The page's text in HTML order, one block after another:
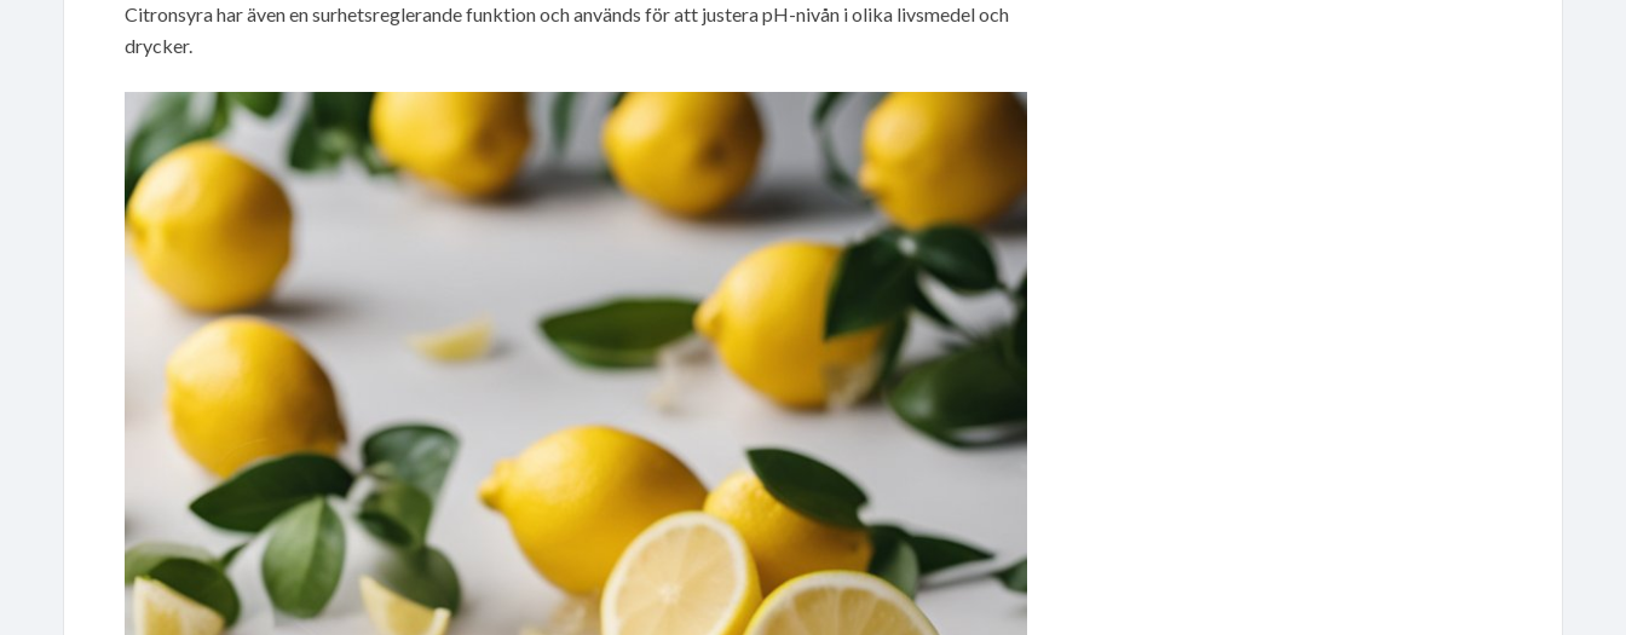
Citronsyra har även en surhetsreglerande funktion och används för att justera pH-nivån i olika livsmedel och
drycker.